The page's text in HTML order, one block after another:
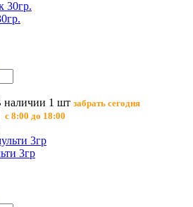
наличии 1 шт забрать сегодня
с 8:00 до 18:00
3гр